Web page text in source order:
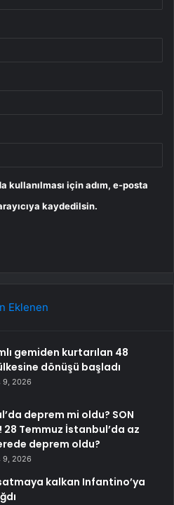
kullanılması için adım, e-posta
kaydedilsin.
Eklenen
gemiden kurtarılan 48
dönüşü başladı
9, 2026
deprem mi oldu? SON
28 Temmuz İstanbul’da az
deprem oldu?
9, 2026
satmaya kalkan Infantino’ya